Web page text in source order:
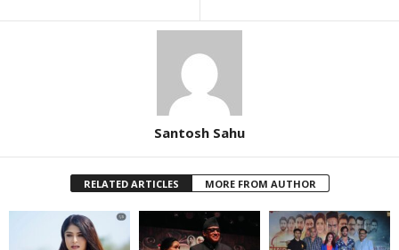
Santosh Sahu
RELATED ARTICLES MORE FROM AUTHOR